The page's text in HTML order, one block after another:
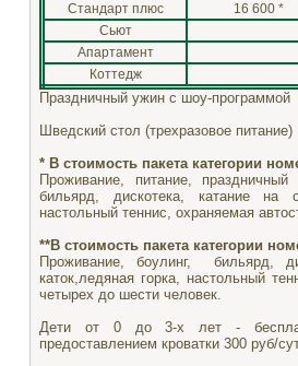
Стандарт плюс
16 600 *
Сьют
Апартамент
Коттедж
Праздничный ужин с шоу-
Шведский стол (трехразовое
* В стоимость пакета категории
Проживание, питание,
бильярд, дискотека, катание на
настольный теннис, охраняемая
**В стоимость пакета категории
Проживание, боулинг, бильярд,
каток,ледяная горка, настольный
четырех до шести человек.
Дети от 0 до 3-х лет -
предоставлением кроватки 300 руб/